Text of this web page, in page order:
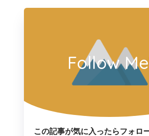
Follow
この記事が気に入ったらフォロ